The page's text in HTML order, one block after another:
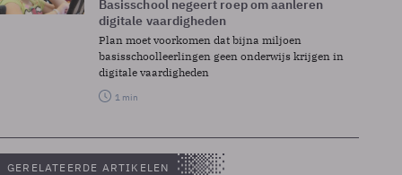
Basisschool negeert roep om aanleren
digitale vaardigheden
Plan moet voorkomen dat bijna miljoen
basisschoolleerlingen geen onderwijs krijgen in
digitale vaardigheden
1 min
GERELATEERDE ARTIKELEN